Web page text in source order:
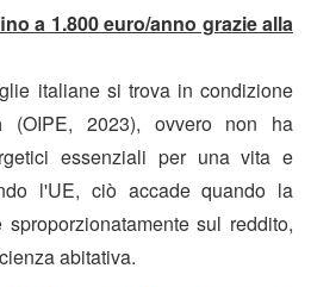
a 1.800 euro/anno grazie alla
italiane si trova in condizione
(OIPE, 2023), ovvero non ha
essenziali per una vita e
l'UE, ciò accade quando la
sul reddito,
abitativa.